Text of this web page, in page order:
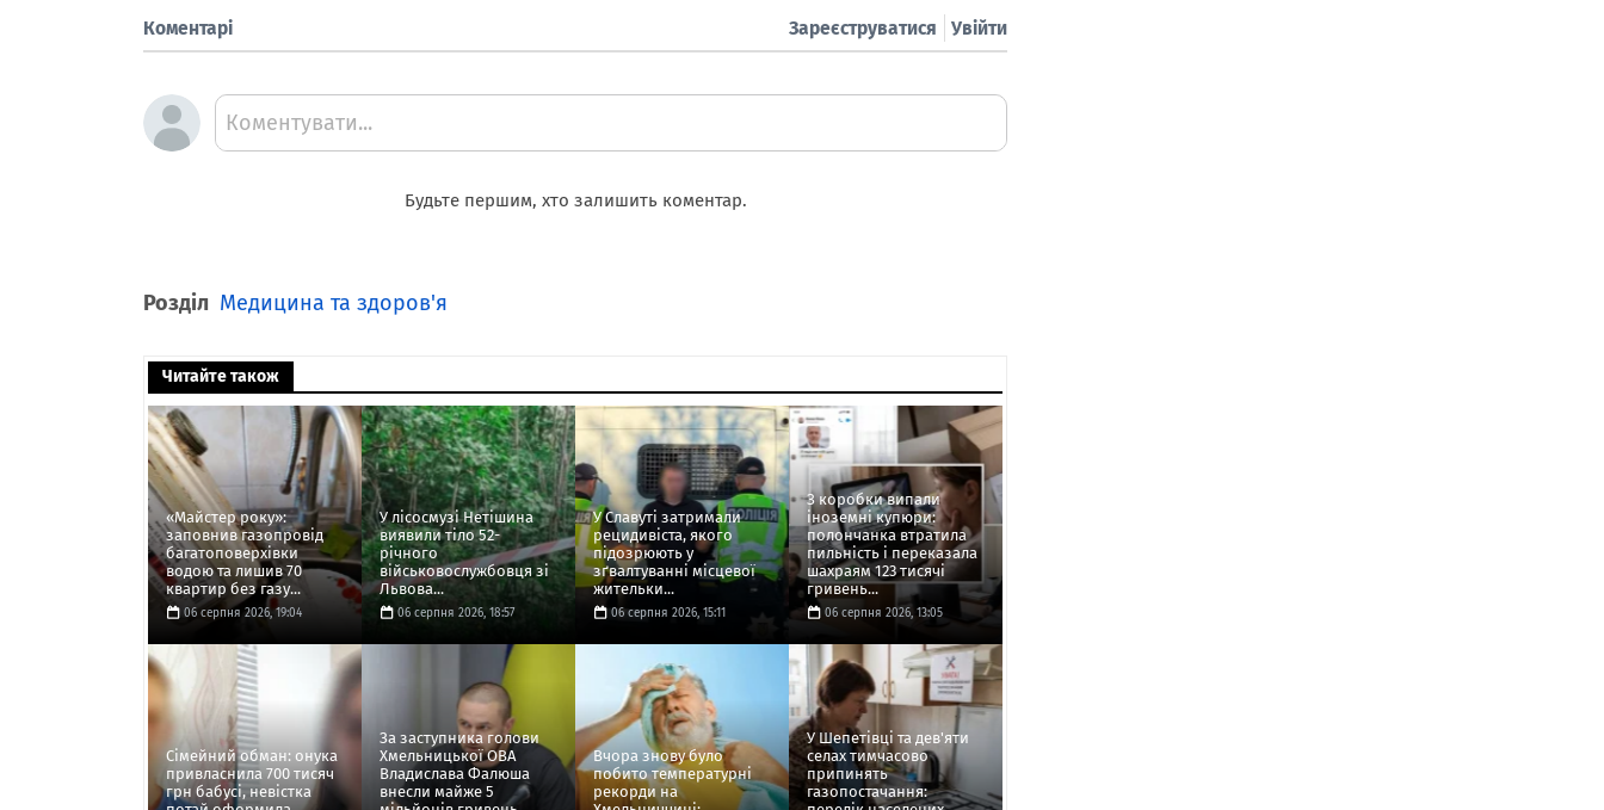
Коментарі Увійти
Зареєструватися
Коментувати...
Будьте першим, хто залишить коментар.
Розділ Медицина та здоров'я
Читайте також
«Майстер року»:
заповнив газопровід
багатоповерхівки
водою та лишив 70
квартир без газу...
06 серпня 2026, 19:04
У лісосмузі Нетішина
виявили тіло 52-
річного
військовослужбовця зі
Львова...
06 серпня 2026, 18:57
У Славуті затримали
рецидивіста, якого
підозрюють у
зґвалтуванні місцевої
жительки...
06 серпня 2026, 15:11
З коробки випали
іноземні купюри:
полончанка втратила
пильність і переказала
шахраям 123 тисячі
гривень...
06 серпня 2026, 13:05
Сімейний обман: онука
привласнила 700 тисяч
грн бабусі, невістка
За заступника голови
Хмельницької ОВА
Владислава Фалюша
внесли майже 5
Вчора знову було
побито температурні
рекорди на
У Шепетівці та дев'яти
селах тимчасово
припинять
газопостачання: